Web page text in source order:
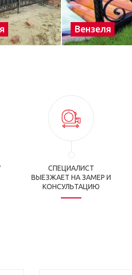
Вензеля
СПЕЦИАЛИСТ
ВЫЕЗЖАЕТ НА ЗАМЕР И
КОНСУЛЬТАЦИЮ